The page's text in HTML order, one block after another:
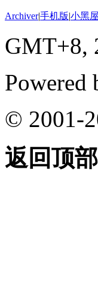
Archiver|手机版|小黑屋
GMT+8,
Powered
© 2001-
返回顶部